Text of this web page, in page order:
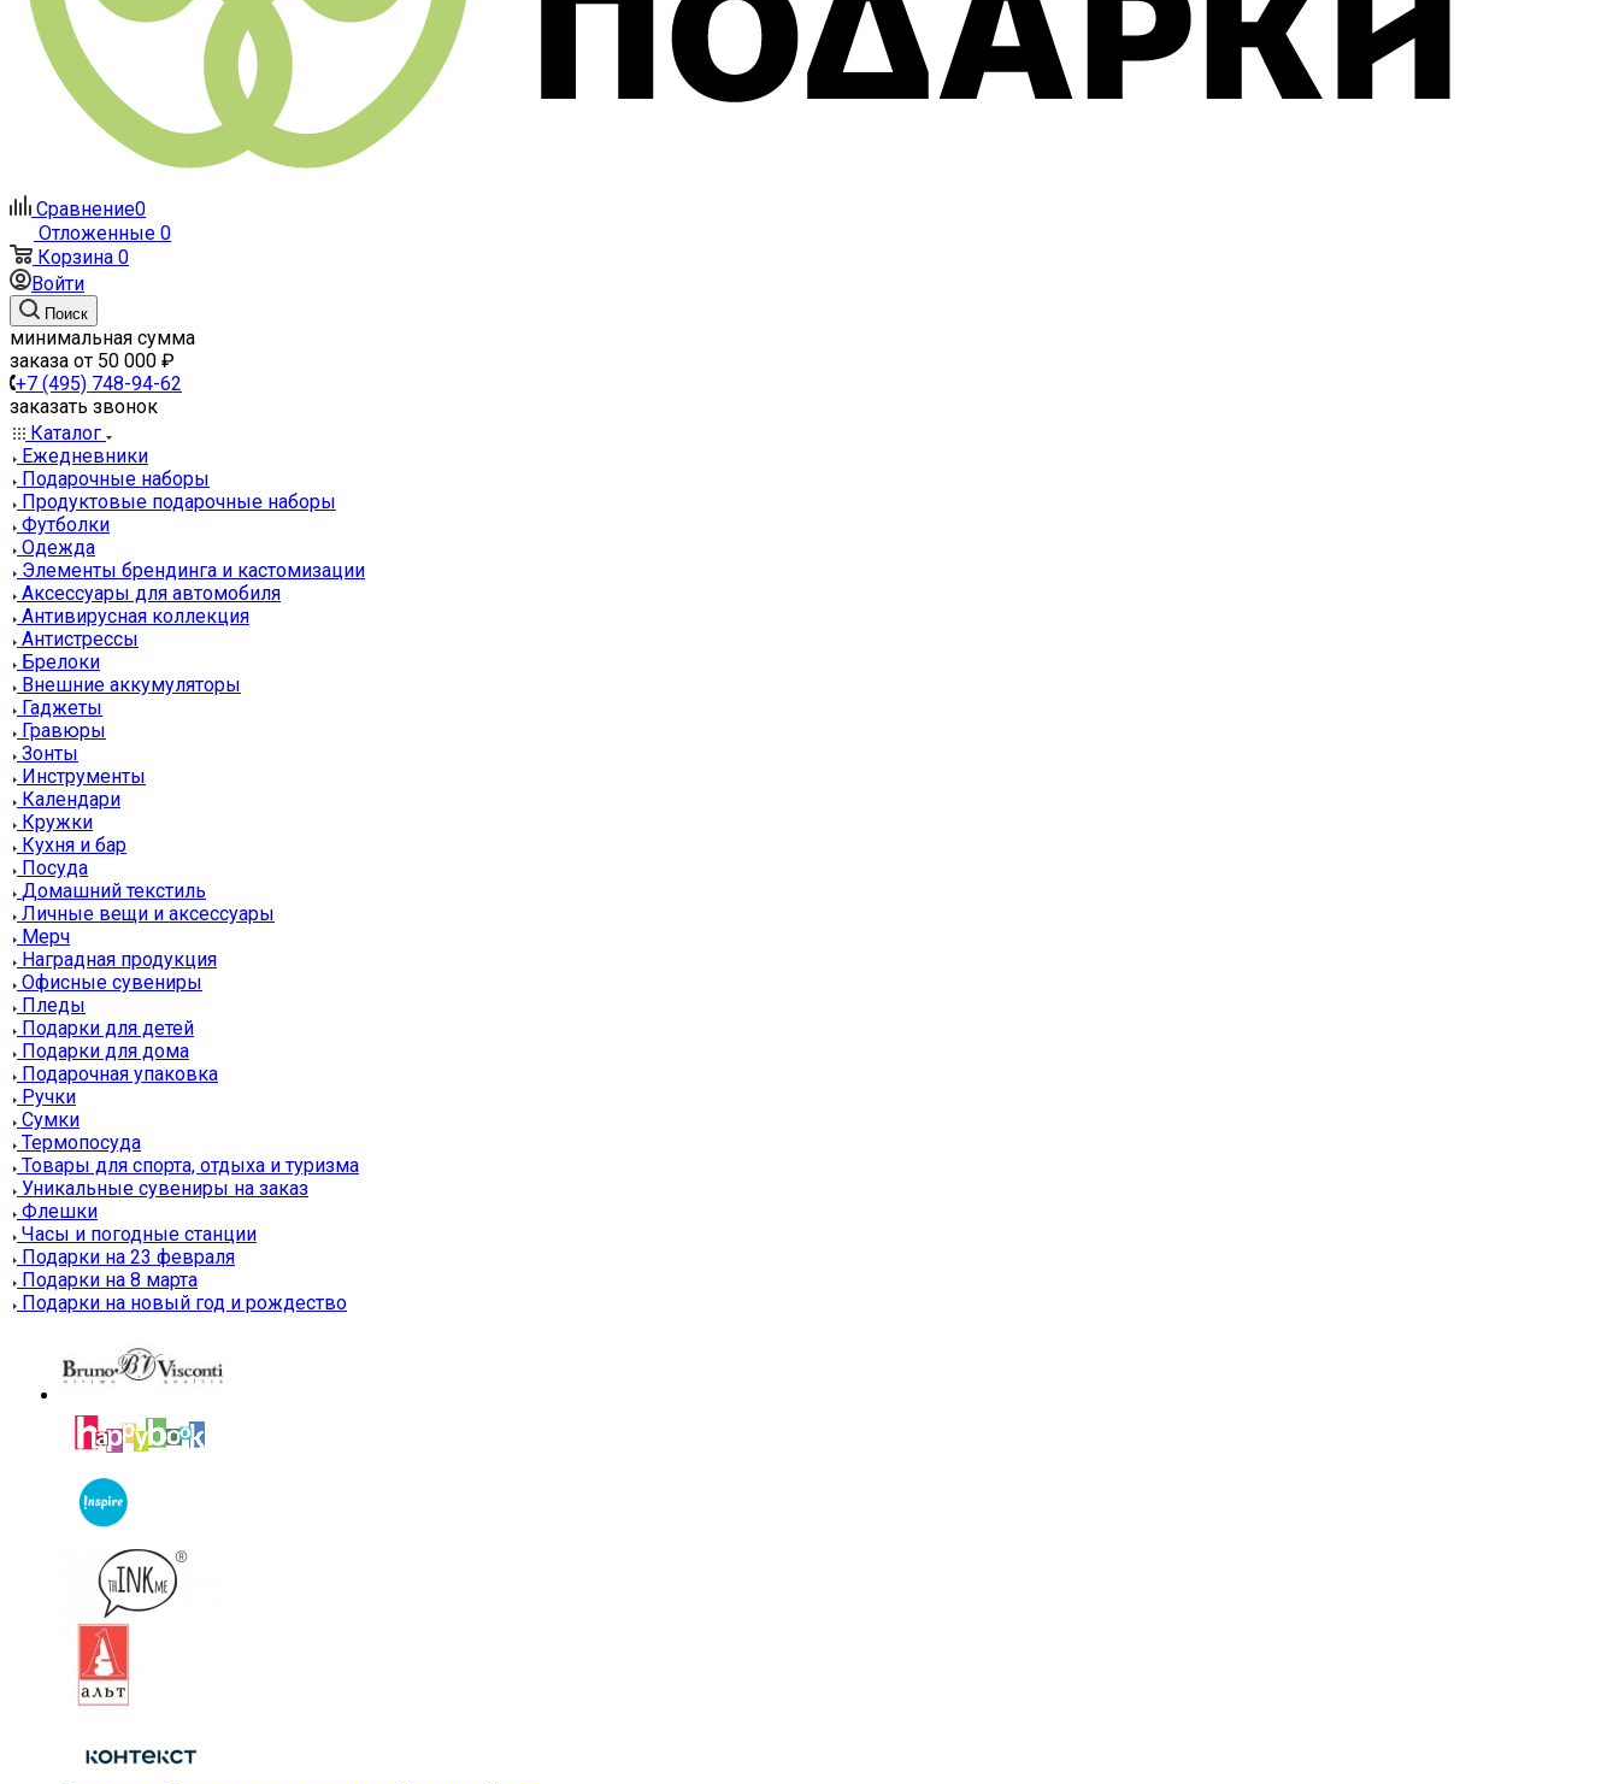
Сравнение0
Отложенные 0
Корзина 0
Войти
Поиск
минимальная сумма
заказа от 50 000 ₽
+7 (495) 748-94-62
заказать звонок
Каталог
Ежедневники
Подарочные наборы
Продуктовые подарочные наборы
Футболки
Одежда
Элементы брендинга и кастомизации
Аксессуары для автомобиля
Антивирусная коллекция
Антистрессы
Брелоки
Внешние аккумуляторы
Гаджеты
Гравюры
Зонты
Инструменты
Календари
Кружки
Кухня и бар
Посуда
Домашний текстиль
Личные вещи и аксессуары
Мерч
Наградная продукция
Офисные сувениры
Пледы
Подарки для детей
Подарки для дома
Подарочная упаковка
Ручки
Сумки
Термопосуда
Товары для спорта, отдыха и туризма
Уникальные сувениры на заказ
Флешки
Часы и погодные станции
Подарки на 23 февраля
Подарки на 8 марта
Подарки на новый год и рождество